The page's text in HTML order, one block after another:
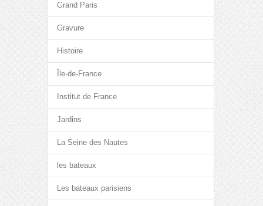
Grand Paris
Gravure
Histoire
Île-de-France
Institut de France
Jardins
La Seine des Nautes
les bateaux
Les bateaux parisiens